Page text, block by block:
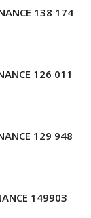
138 174
126 011
129 948
149903